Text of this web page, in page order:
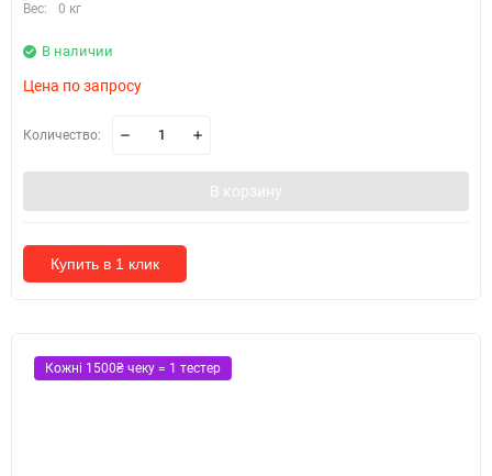
Вес:
0 кг
В наличии
Цена по запросу
Количество:
В корзину
Купить в 1 клик
Кожні 1500₴ чеку = 1 тестер